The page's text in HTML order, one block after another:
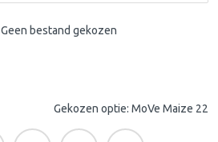
Geen bestand gekozen
Gekozen optie: MoVe Maize 22